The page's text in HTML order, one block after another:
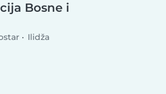
Bosne i
Ilidža